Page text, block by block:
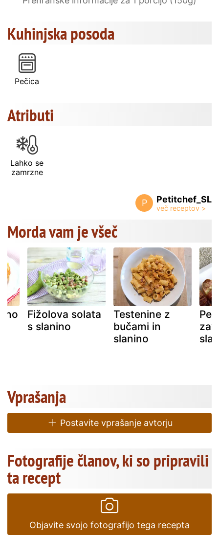
Kuhinjska posoda
Pečica
Atributi
Lahko se
zamrzne
P Petitchef_SL
Morda vam je všeč
Fižolova solata
s slanino
Testenine z
bučami in
slanino
Vprašanja
Postavite vprašanje avtorju
Fotografije članov, ki so pripravili
ta recept
Objavite svojo fotografijo tega recepta